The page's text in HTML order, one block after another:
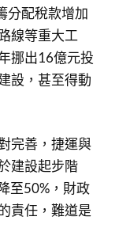
分配稅款增加
線等重大工
挪出16億元投
設，甚至得動
完善，捷運與
建設起步階
至50%，財政
責任，難道是